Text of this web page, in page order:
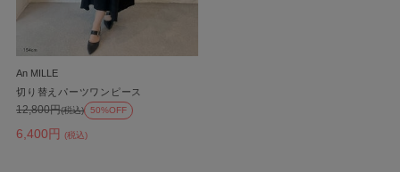
An MILLE
切り替えパーツワンピース
6,400円 (税込)
12,800円(税込) 50%OFF